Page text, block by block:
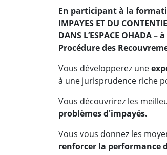
En participant à la
IMPAYES ET DU
DANS L’ESPACE
Procédure des
Vous développerez une
à une jurisprudence riche
Vous découvrirez les
problèmes d'impayés.
Vous vous donnez les
renforcer la performance